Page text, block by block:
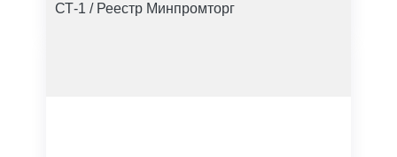
СТ-1 / Реестр Минпромторг